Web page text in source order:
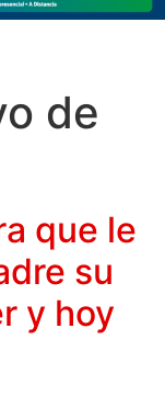
de
que le
su
y hoy